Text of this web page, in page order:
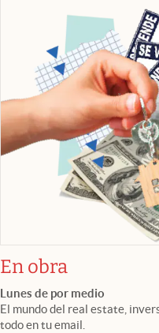
En obra
Lunes de por medio
El mundo del real estate,
todo en tu email.